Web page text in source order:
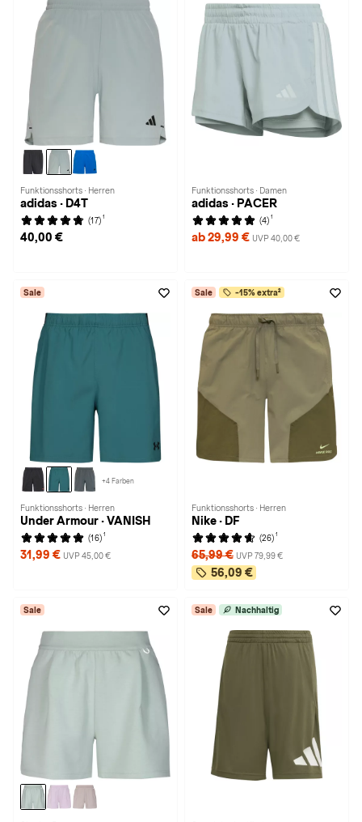
Funktionsshorts · Herren
adidas · D4T
(17) 1
40,00 €
Funktionsshorts · Damen
adidas · PACER
(4) 1
ab 29,99 € UVP 40,00 €
Sale
+4 Farben
Funktionsshorts · Herren
Under Armour · VANISH
(16) 1
31,99 € UVP 45,00 €
Sale -15% extra²
Funktionsshorts · Herren
Nike · DF
(26) 1
65,99 € UVP 79,99 €
56,09 €
Sale Sale Nachhaltig